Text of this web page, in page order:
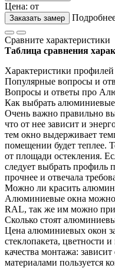
Цена: от
Заказать замер
Сравните характеристики
Таблица сравнения
Характеристики профилей
Популярные вопросы и
Вопросы и ответы про
Как выбрать
Очень важно правильно
что от нее зависит и
тем окно выдерживает
помещении будет теплее.
от площади остекления.
следует выбрать профиль
прочнее и отвечала
Можно ли красить
Алюминиевые окна можно
RAL, так же им можно
Сколько стоят
Цена алюминиевых окон
стеклопакета, цветности
качества монтажа:
материалами пользуется